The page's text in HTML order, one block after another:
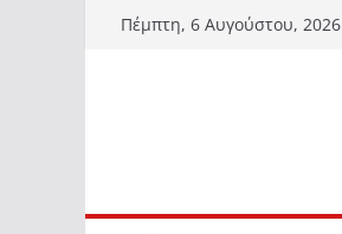
Μετάβαση
Πέμπτη, 6 Αυγούστου, 2026